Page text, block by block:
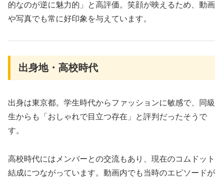
的なのが逆に魅力的」と高評価。笑顔が映えるため、動画
や写真でも常に好印象を与えています。
出身地・高校時代
出身は東京都。学生時代からファッションに敏感で、同級
生からも「おしゃれで目立つ存在」と評判だったそうで
す。
高校時代にはメンバーとの交流もあり、現在のコムドット
結成につながっています。動画内でも当時のエピソードが